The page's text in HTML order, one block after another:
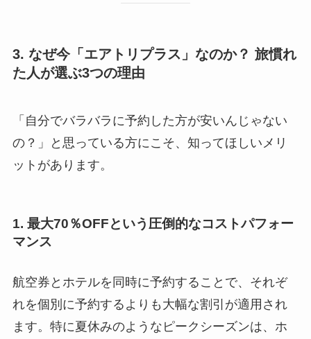
3. なぜ今「エアトリプラス」なのか？ 旅慣れ
た人が選ぶ3つの理由
「自分でバラバラに予約した方が安いんじゃない
の？」と思っている方にこそ、知ってほしいメリ
ットがあります。
1. 最大70％OFFという圧倒的なコストパフォー
マンス
航空券とホテルを同時に予約することで、それぞ
れを個別に予約するよりも大幅な割引が適用され
ます。特に夏休みのようなピークシーズンは、ホ